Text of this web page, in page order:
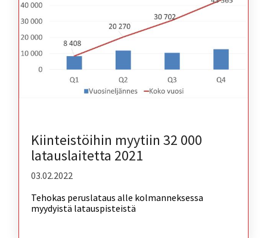
Kiinteistöihin myytiin 32 000
latauslaitetta 2021
03.02.2022
Tehokas peruslataus alle kolmanneksessa
myydyistä latauspisteistä